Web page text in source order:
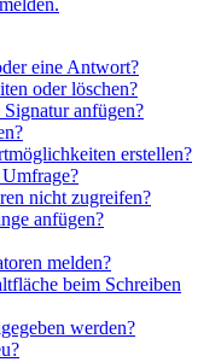
eine Antwort?
oder löschen?
anfügen?
erstellen?
nicht zugreifen?
anfügen?
melden?
beim Schreiben
werden?